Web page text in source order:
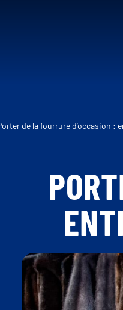
de la fourrure d’occasion :